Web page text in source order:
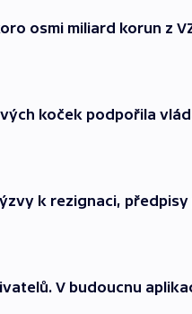
osmi miliard korun z
koček podpořila
k rezignaci,
V budoucnu